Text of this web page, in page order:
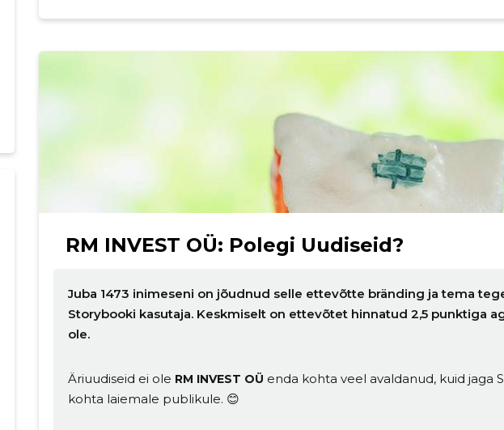
RM INVEST OÜ: Polegi Uudiseid?
Juba 1473 inimeseni on jõudnud selle ettevõtte bränding ja tema
Storybooki kasutaja. Keskmiselt on ettevõtet hinnatud 2,5 punktiga
ole.
Äriuudiseid ei ole RM INVEST OÜ enda kohta veel avaldanud, kuid jaga
kohta laiemale publikule. 😊